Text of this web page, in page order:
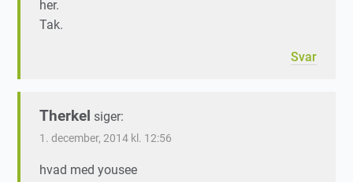
her.
Tak.
Svar
Therkel siger:
1. december, 2014 kl. 12:56
hvad med yousee